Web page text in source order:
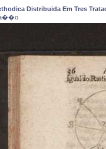
Distribuida Em Tres